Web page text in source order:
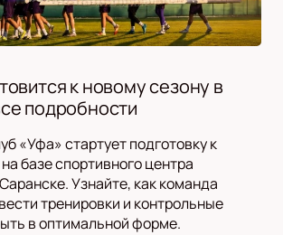
к новому сезону в
подробности
«Уфа» стартует подготовку к
базе спортивного центра
Узнайте, как команда
тренировки и контрольные
в оптимальной форме.